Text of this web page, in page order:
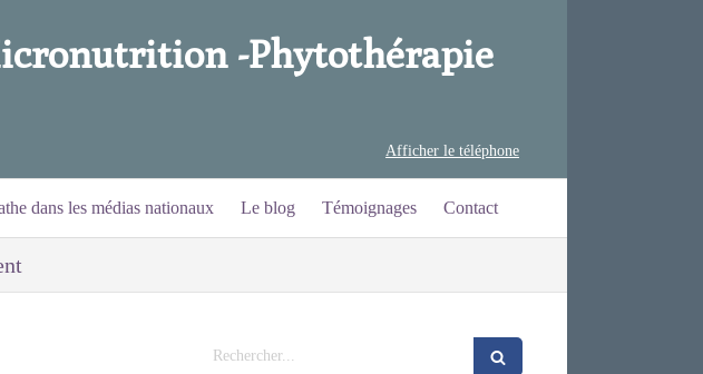
-Phytothérapie
Afficher le téléphone
dans les médias nationaux Le blog Témoignages Contact
Rechercher